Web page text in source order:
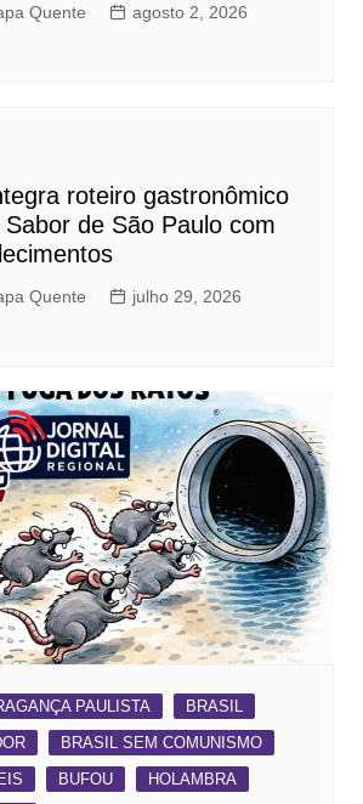
Quente
agosto 2, 2026
roteiro gastronômico
de São Paulo com
Quente
julho 29, 2026
PAULISTA
BRASIL
BRASIL SEM COMUNISMO
BUFOU
HOLAMBRA